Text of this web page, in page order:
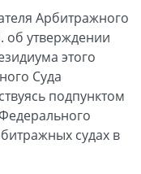
Арбитражного
об утверждении
этого
Суда
подпунктом
судах в